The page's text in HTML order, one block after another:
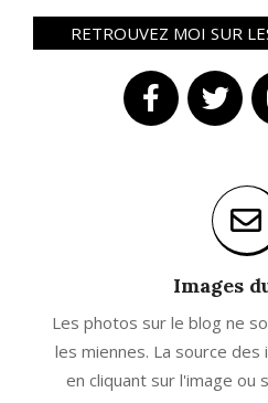
RETROUVEZ MOI SUR
Images
Les photos sur le blog ne
les miennes. La source
en cliquant sur l'image ou